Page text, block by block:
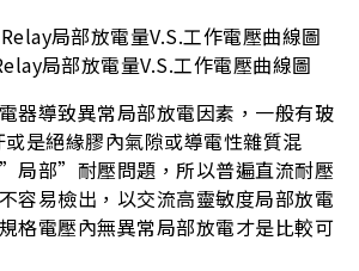
局部放電量V.S.工作電壓曲線圖
器導致異常局部放電因素，一般有玻
是絕緣膠內氣隙或導電性雜質混
局部”耐壓問題，所以普遍直流耐壓
容易檢出，以交流高靈敏度局部放電
格電壓內無異常局部放電才是比較可